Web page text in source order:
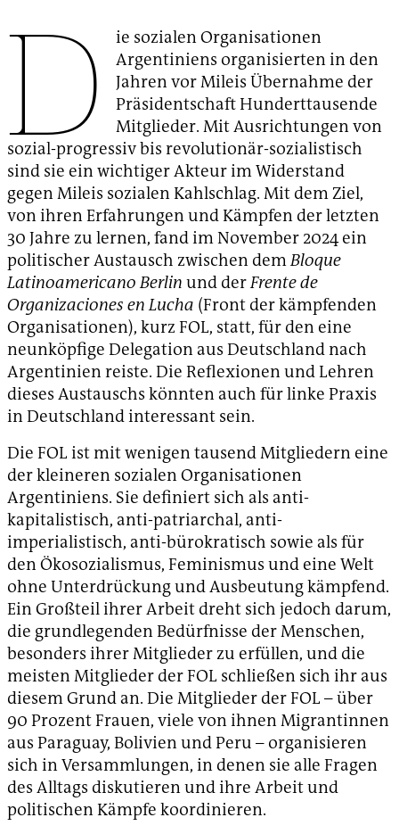
D
ie sozialen Organisationen
Argentiniens organisierten in den
Jahren vor Mileis Übernahme der
Präsidentschaft Hunderttausende
Mitglieder. Mit Ausrichtungen von
sozial-progressiv bis revolutionär-sozialistisch
sind sie ein wichtiger Akteur im Widerstand
gegen Mileis sozialen Kahlschlag. Mit dem Ziel,
von ihren Erfahrungen und Kämpfen der letzten
30 Jahre zu lernen, fand im November 2024 ein
politischer Austausch zwischen demBloque
Latinoamericano Berlin und derFrente de
Organizaciones en Lucha (Front der kämpfenden
Organisationen), kurz FOL, statt, für den eine
neunköpfige Delegation aus Deutschland nach
Argentinien reiste. Die Reflexionen und Lehren
dieses Austauschs könnten auch für linke Praxis
in Deutschland interessant sein.
Die FOL ist mit wenigen tausend Mitgliedern eine
der kleineren sozialen Organisationen
Argentiniens. Sie definiert sich als anti-
kapitalistisch, anti-patriarchal, anti-
imperialistisch, anti-bürokratisch sowie als für
den Ökosozialismus, Feminismus und eine Welt
ohne Unterdrückung und Ausbeutung kämpfend.
Ein Großteil ihrer Arbeit dreht sich jedoch darum,
die grundlegenden Bedürfnisse der Menschen,
besonders ihrer Mitglieder zu erfüllen, und die
meisten Mitglieder der FOL schließen sich ihr aus
diesem Grund an. Die Mitglieder der FOL – über
90 Prozent Frauen, viele von ihnen Migrantinnen
aus Paraguay, Bolivien und Peru – organisieren
sich in Versammlungen, in denen sie alle Fragen
des Alltags diskutieren und ihre Arbeit und
politischen Kämpfe koordinieren.